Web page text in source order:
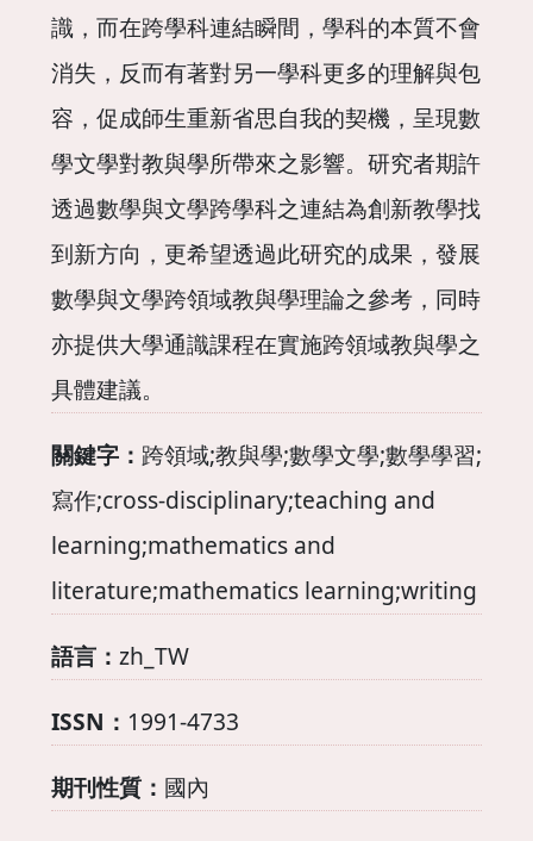
識，而在跨學科連結瞬間，學科的本質不會
消失，反而有著對另一學科更多的理解與包
容，促成師生重新省思自我的契機，呈現數
學文學對教與學所帶來之影響。研究者期許
透過數學與文學跨學科之連結為創新教學找
到新方向，更希望透過此研究的成果，發展
數學與文學跨領域教與學理論之參考，同時
亦提供大學通識課程在實施跨領域教與學之
具體建議。
關鍵字： 跨領域;教與學;數學文學;數學學習;
寫作;cross-disciplinary;teaching and
learning;mathematics and
literature;mathematics learning;writing
語言： zh_TW
ISSN： 1991-4733
期刊性質： 國內